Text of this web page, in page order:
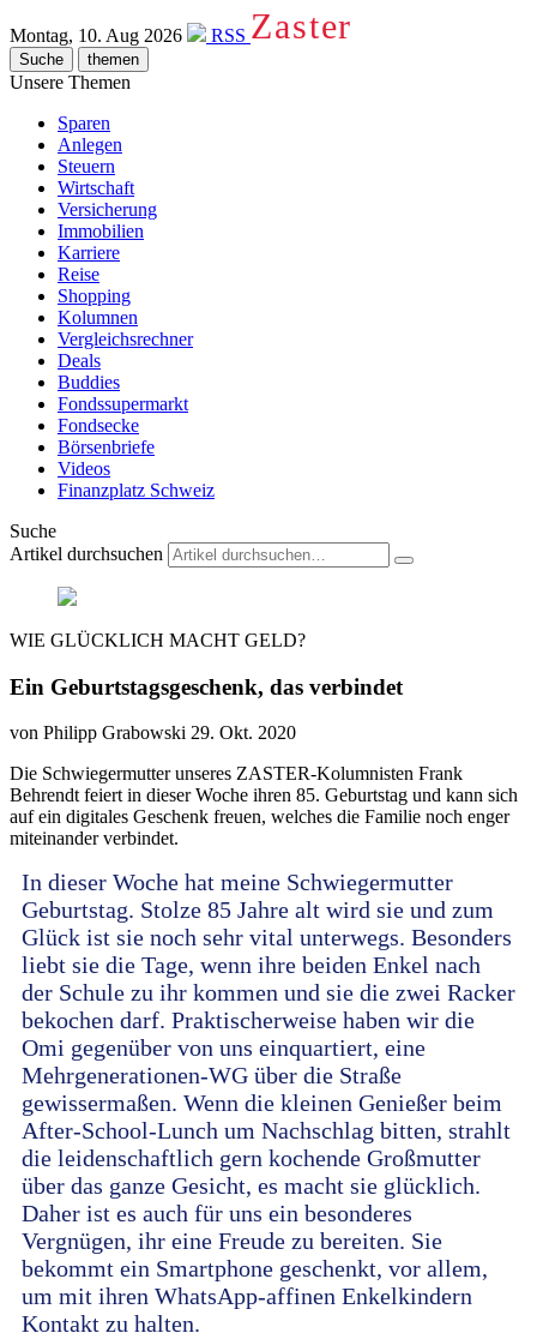
Montag, 10. Aug 2026 RSS Zaster
Suche themen
Unsere Themen
Sparen
Anlegen
Steuern
Wirtschaft
Versicherung
Immobilien
Karriere
Reise
Shopping
Kolumnen
Vergleichsrechner
Deals
Buddies
Fondssupermarkt
Fondsecke
Börsenbriefe
Videos
Finanzplatz Schweiz
Suche
Artikel durchsuchen
WIE GLÜCKLICH MACHT GELD?
Ein Geburtstagsgeschenk, das verbindet
von Philipp Grabowski 29. Okt. 2020
Die Schwiegermutter unseres ZASTER-Kolumnisten Frank
Behrendt feiert in dieser Woche ihren 85. Geburtstag und kann sich
auf ein digitales Geschenk freuen, welches die Familie noch enger
miteinander verbindet.
In dieser Woche hat meine Schwiegermutter
Geburtstag. Stolze 85 Jahre alt wird sie und zum
Glück ist sie noch sehr vital unterwegs. Besonders
liebt sie die Tage, wenn ihre beiden Enkel nach
der Schule zu ihr kommen und sie die zwei Racker
bekochen darf. Praktischerweise haben wir die
Omi gegenüber von uns einquartiert, eine
Mehrgenerationen-WG über die Straße
gewissermaßen. Wenn die kleinen Genießer beim
After-School-Lunch um Nachschlag bitten, strahlt
die leidenschaftlich gern kochende Großmutter
über das ganze Gesicht, es macht sie glücklich.
Daher ist es auch für uns ein besonderes
Vergnügen, ihr eine Freude zu bereiten. Sie
bekommt ein Smartphone geschenkt, vor allem,
um mit ihren WhatsApp-affinen Enkelkindern
Kontakt zu halten.